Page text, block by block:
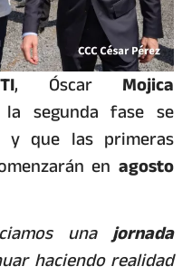
, ÓscarMojica
segunda fase se
y que las primeras
en agosto
unajornada
haciendo realidad